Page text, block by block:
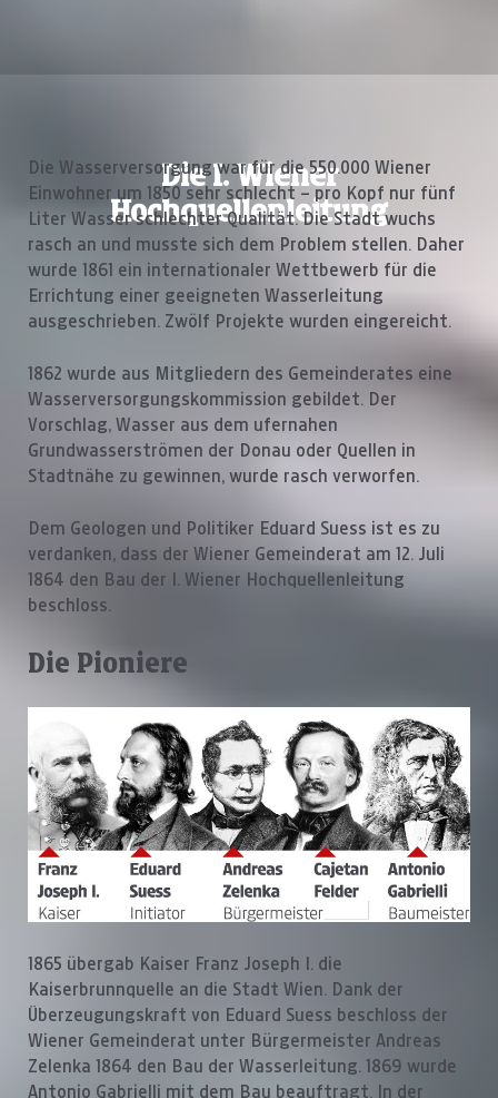
Die I. Wiener
Hochquellenleitung
Die Wasserversorgung war für die 550.000 Wiener
Einwohner um 1850 sehr schlecht – pro Kopf nur fünf
Liter Wasser schlechter Qualität. Die Stadt wuchs
rasch an und musste sich dem Problem stellen. Daher
wurde 1861 ein internationaler Wettbewerb für die
Errichtung einer geeigneten Wasserleitung
ausgeschrieben. Zwölf Projekte wurden eingereicht.
1862 wurde aus Mitgliedern des Gemeinderates eine
Wasserversorgungskommission gebildet. Der
Vorschlag, Wasser aus dem ufernahen
Grundwasserströmen der Donau oder Quellen in
Stadtnähe zu gewinnen, wurde rasch verworfen.
Dem Geologen und Politiker Eduard Suess ist es zu
verdanken, dass der Wiener Gemeinderat am 12. Juli
1864 den Bau der I. Wiener Hochquellenleitung
beschloss.
Die Pioniere
1865 übergab Kaiser Franz Joseph I. die
Kaiserbrunnquelle an die Stadt Wien. Dank der
Überzeugungskraft von Eduard Suess beschloss der
Wiener Gemeinderat unter Bürgermeister Andreas
Zelenka 1864 den Bau der Wasserleitung. 1869 wurde
Antonio Gabrielli mit dem Bau beauftragt. In der